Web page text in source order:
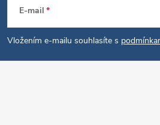
á
p
E-mail
Vložením e-mailu souhlasíte s